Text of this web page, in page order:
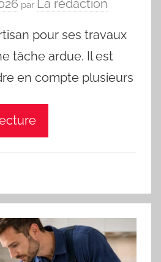
par La rédaction
pour ses travaux
tâche ardue. Il est
en compte plusieurs